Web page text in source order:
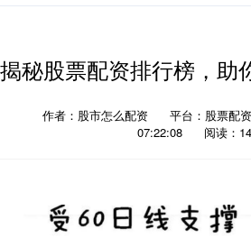
揭秘股票配资排行榜，助
作者：股市怎么配资 平台：股票配
07:22:08
阅读：